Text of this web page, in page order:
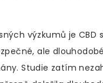
výzkumů je CBD
ale
Studie zatím